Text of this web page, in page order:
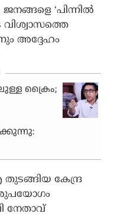
‘പിന്നില്‍
അദ്ദേഹം
ക്രൈം;
കേന്ദ്ര
നേതാവ്